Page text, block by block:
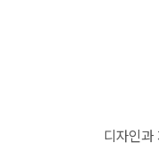
디자인과